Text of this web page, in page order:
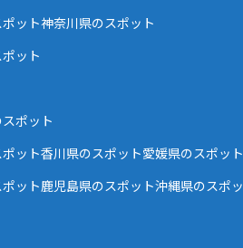
ット神奈川県のスポット
ット
ポット
ット香川県のスポット愛媛県のスポット
ット鹿児島県のスポット沖縄県のスポ